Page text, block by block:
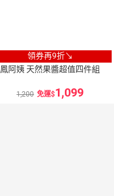
領券再9折↘
鳳阿姨 天然果醬超值四件組
1,200 免運 1,099